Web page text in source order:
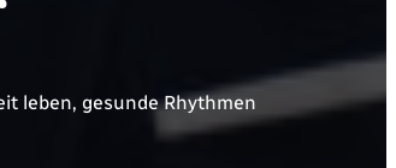
leben, gesunde Rhythmen